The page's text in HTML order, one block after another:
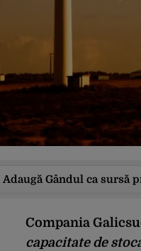
Adaugă Gândul ca sursă
Compania
capacitate de